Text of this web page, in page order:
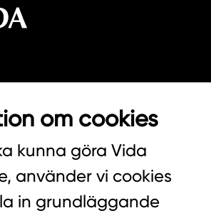
0472-439 00
0393-216 50
om cookies
kunna göra Vida
använder vi cookies
in grundläggande